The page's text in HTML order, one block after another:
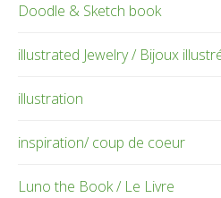
Doodle & Sketch book
illustrated Jewelry / Bijoux
illustration
inspiration/ coup de coeur
Luno the Book / Le Livre